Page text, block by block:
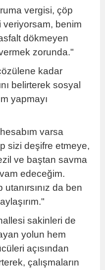
vergisi, çöp
veriyorsam, benim
dökmeyen
zorunda."
kadar
belirterek sosyal
yapmayı
varsa
sizi deşifre etmeye,
ve baştan savma
edeceğim.
da ben
sakinleri de
yolun hem
açısından
çalışmaların